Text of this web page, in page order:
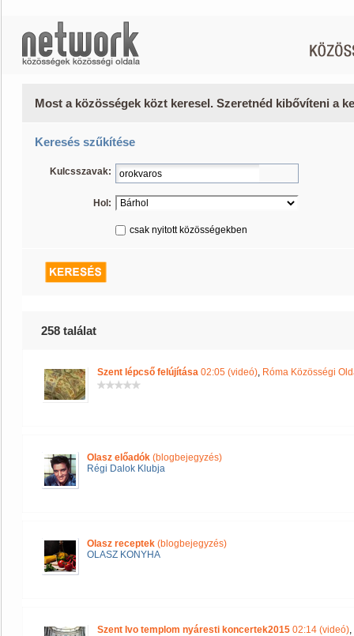
Most a közösségek közt keresel. Szeretnéd kibővíteni a
Keresés szűkítése
Kulcsszavak:
Hol:
csak nyitott közösségekben
258 találat
Szent lépcső felújítása 02:05 (videó), Róma Közösségi
Olasz előadók (blogbejegyzés)
Régi Dalok Klubja
Olasz receptek (blogbejegyzés)
OLASZ KONYHA
Szent Ivo templom nyáresti koncertek2015 02:14 (videó),